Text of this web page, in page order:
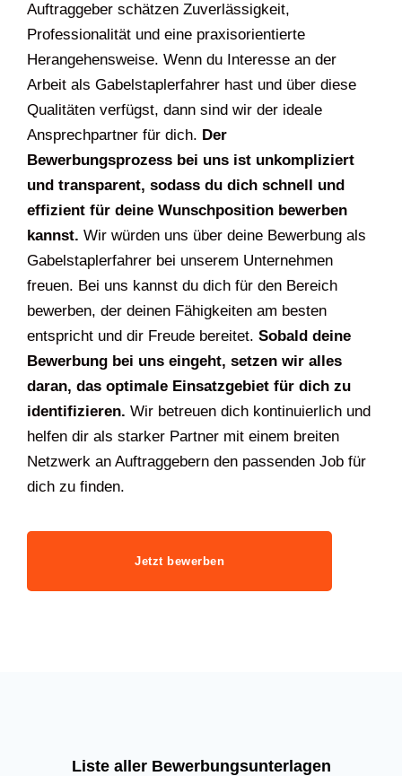
Auftraggeber schätzen Zuverlässigkeit,
Professionalität und eine praxisorientierte
Herangehensweise. Wenn du Interesse an der
Arbeit als Gabelstaplerfahrer hast und über diese
Qualitäten verfügst, dann sind wir der ideale
Ansprechpartner für dich. Der
Bewerbungsprozess bei uns ist unkompliziert
und transparent, sodass du dich schnell und
effizient für deine Wunschposition bewerben
kannst. Wir würden uns über deine Bewerbung als
Gabelstaplerfahrer bei unserem Unternehmen
freuen. Bei uns kannst du dich für den Bereich
bewerben, der deinen Fähigkeiten am besten
entspricht und dir Freude bereitet. Sobald deine
Bewerbung bei uns eingeht, setzen wir alles
daran, das optimale Einsatzgebiet für dich zu
identifizieren. Wir betreuen dich kontinuierlich und
helfen dir als starker Partner mit einem breiten
Netzwerk an Auftraggebern den passenden Job für
dich zu finden.
Jetzt bewerben
Liste aller Bewerbungsunterlagen